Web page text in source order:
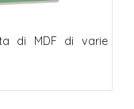
di MDF di varie